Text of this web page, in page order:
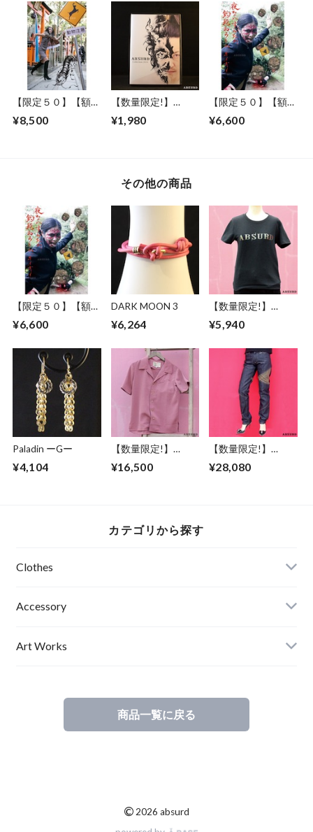
３サイズ ART デザ
イン 優先道路 道路
標識 通天閣 妖怪 フ
ァションフォト 影
女 エディションナ
ンバー入り アブサ
ード
停止 道路標識 妖怪
ファションフォト
達磨 だるま エディ
ションナンバー入り
アブサード
ART デザイン 自転
車 妖怪 道路標識 フ
ァションフォト 見
越し入道 エディシ
ョンナンバー入り
アブサード
【限定５０】【額セ
ートポスター
ー入り アブサード
¥8,500
【数量限定!】
Collection2014 （復
¥1,980
【限定５０】【額セ
ートポスター【Be
ンバー入り アブサ
¥6,600
その他の商品
【限定５０】【額セ
ートポスター【Be
rocks】A３サイズ
ART デザイン 道路
標識 妖怪 ファショ
ンフォト 釣瓶落と
し エディションナ
ンバー入り アブサ
¥6,600
DARK MOON 3
¥6,264
【数量限定!】
オリジナルプリント
クグリーン 黒 アブ
サード LOGO-T1
¥5,940
Paladin ーGー
¥4,104
【数量限定!】
ツ メンズ レディー
¥16,500
【数量限定!】
ング パンツ カーキ
¥28,080
カテゴリから探す
Clothes
Mens
Ladies
Accessory
Art Works
商品一覧に戻る
© 2026 absurd